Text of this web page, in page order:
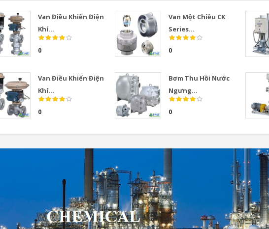
Van Điều Khiển Điện
Khí...
0
Van Điều Khiển Điện
Khí...
0
Van Một Chiều CK
Series...
0
Bơm Thu Hồi Nước
Ngưng...
0